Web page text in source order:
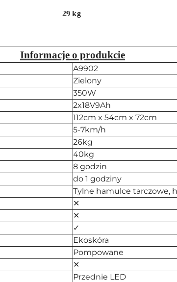
29 kg
Informacje o produkcie
A9902
Zielony
350W
2x18V9Ah
112cm x 54cm x 72cm
5-7km/h
26kg
40kg
8 godzin
do 1 godziny
Tylne hamulce tarczowe,
✕
✕
✓
Ekoskóra
Pompowane
✕
Przednie LED